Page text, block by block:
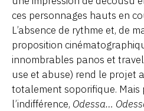
ces personnages hauts en
L’absence de rythme et, de
proposition
innombrables panos et
use et abuse) rend le projet
totalement soporifique. Mais
l’indifférence, Odessa…